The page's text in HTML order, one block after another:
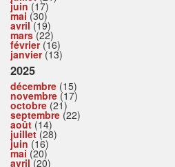
juin (17)
mai (30)
avril(19)
mars(22)
février(16)
janvier(13)
2025
décembre (15)
novembre (17)
octobre (21)
septembre (22)
août (14)
juillet(28)
juin (16)
mai (20)
avril(20)